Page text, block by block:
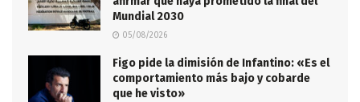
Mundial 2030
05/08/2026
Figo pide la dimisión de Infantino: «Es el
comportamiento más bajo y cobarde
que he visto»